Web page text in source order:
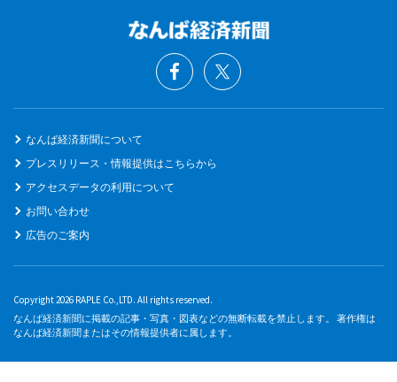
なんば経済新聞について
プレスリリース・情報提供はこちらから
アクセスデータの利用について
お問い合わせ
広告のご案内
Copyright 2026 RAPLE Co.,LTD. All rights reserved.
なんば経済新聞に掲載の記事・写真・図表などの無断転載を禁止します。 著作権は
なんば経済新聞またはその情報提供者に属します。